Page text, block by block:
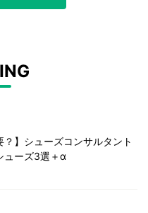
？】シューズコンサルタント
ューズ3選＋α